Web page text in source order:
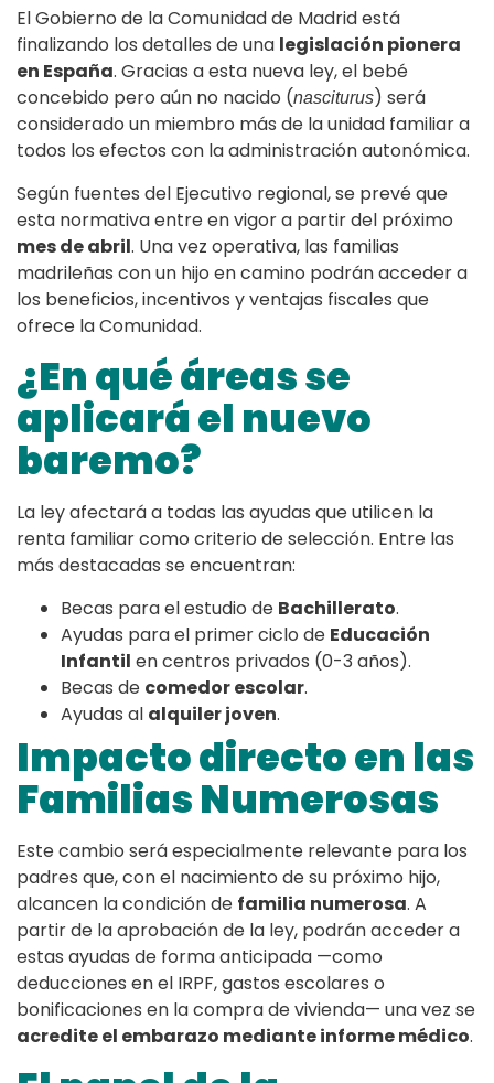
El Gobierno de la Comunidad de Madrid está
finalizando los detalles de una legislación pionera
en España. Gracias a esta nueva ley, el bebé
concebido pero aún no nacido (nasciturus) será
considerado un miembro más de la unidad familiar a
todos los efectos con la administración autonómica.
Según fuentes del Ejecutivo regional, se prevé que
esta normativa entre en vigor a partir del próximo
mes de abril. Una vez operativa, las familias
madrileñas con un hijo en camino podrán acceder a
los beneficios, incentivos y ventajas fiscales que
ofrece la Comunidad.
¿En qué áreas se
aplicará el nuevo
baremo?
La ley afectará a todas las ayudas que utilicen la
renta familiar como criterio de selección. Entre las
más destacadas se encuentran:
Becas para el estudio de Bachillerato.
Ayudas para el primer ciclo de Educación
Infantil en centros privados (0-3 años).
Becas de comedor escolar.
Ayudas al alquiler joven.
Impacto directo en las
Familias Numerosas
Este cambio será especialmente relevante para los
padres que, con el nacimiento de su próximo hijo,
alcancen la condición de familia numerosa. A
partir de la aprobación de la ley, podrán acceder a
estas ayudas de forma anticipada —como
deducciones en el IRPF, gastos escolares o
bonificaciones en la compra de vivienda— una vez se
acredite el embarazo mediante informe médico.